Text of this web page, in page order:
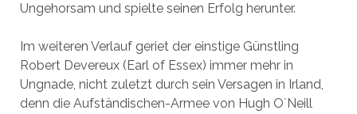
Ungehorsam und spielte seinen Erfolg herunter.
Im weiteren Verlauf geriet der einstige Günstling
Robert Devereux (Earl of Essex) immer mehr in
Ungnade, nicht zuletzt durch sein Versagen in Irland,
denn die Aufständischen-Armee von Hugh O´Neill